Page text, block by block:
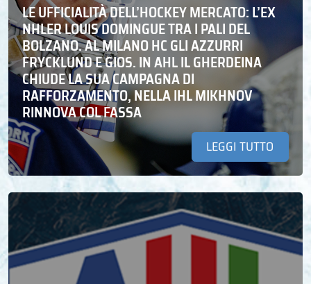
LE UFFICIALITÀ DELL’HOCKEY MERCATO: L’EX
NHLER LOUIS DOMINGUE TRA I PALI DEL
BOLZANO. AL MILANO HC GLI AZZURRI
FRYCKLUND E GIOS. IN AHL IL GHERDEINA
CHIUDE LA SUA CAMPAGNA DI
RAFFORZAMENTO, NELLA IHL MIKHNOV
RINNOVA COL FASSA
LEGGI TUTTO